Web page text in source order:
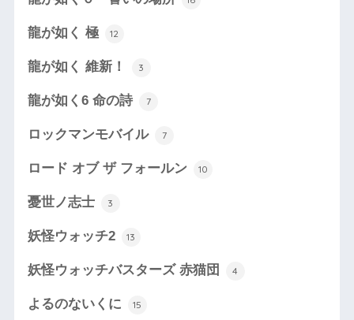
龍が如く 極 12
龍が如く 維新！ 3
龍が如く6 命の詩 7
ロックマンモバイル 7
ロード オブ ザ フォールン 10
憂世ノ志士 3
妖怪ウォッチ2 13
妖怪ウォッチバスターズ 赤猫団 4
よるのないくに 15